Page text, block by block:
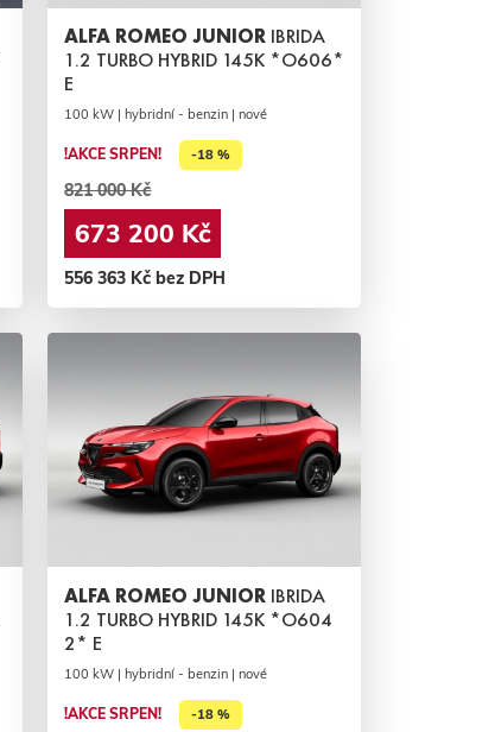
ALFA ROMEO JUNIOR IBRIDA
1.2 TURBO HYBRID 145K *O606*
E
100 kW | hybridní - benzin | nové
!AKCE SRPEN! -18 %
821 000 Kč
673 200 Kč
556 363 Kč bez DPH
ALFA ROMEO JUNIOR IBRIDA
1.2 TURBO HYBRID 145K *O604
2* E
100 kW | hybridní - benzin | nové
!AKCE SRPEN! -18 %